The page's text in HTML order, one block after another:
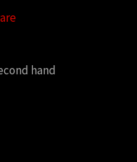
hand